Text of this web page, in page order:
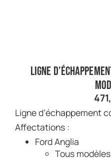
Ligne
Ligne d’échappement
Affectations :
Ford Anglia
Tous modèles